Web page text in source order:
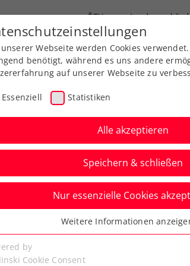
ÖTV
Leistungssport Ausbildung
bei
powered by
Webseite werden Cookies
benötigt, während es uns andere
auf unserer Webseite zu
Essenziell Statistiken
Alle akzeptieren
Speichern & schließen
Nur essenzielle Cookies
Cookies werden für grundlegende
benötigt. Dadurch ist gewährleistet,
Weitere Informationen
by
Cookie Consent